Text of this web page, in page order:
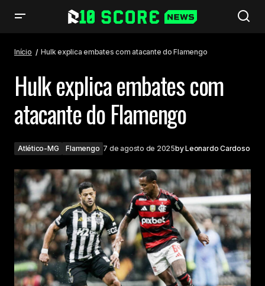
Início Hulk explica embates com atacante do Flamengo
Hulk explica embates com
atacante do Flamengo
Atlético-MG Flamengo 7 de agosto de 2025byLeonardo Cardoso